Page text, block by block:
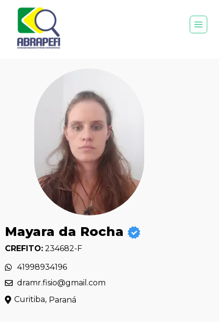
Mayara da Rocha
CREFITO: 234682-F
41998934196
dramr.fisio@gmail.com
Curitiba, Paraná